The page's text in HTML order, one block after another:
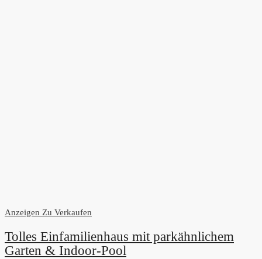
Anzeigen Zu Verkaufen
Tolles Einfamilienhaus mit parkähnlichem
Garten & Indoor-Pool